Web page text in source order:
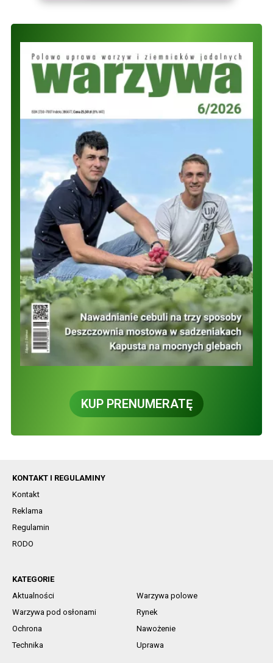
KUP PRENUMERATĘ
KONTAKT I REGULAMINY
Kontakt
Reklama
Regulamin
RODO
KATEGORIE
Aktualności
Warzywa polowe
Warzywa pod osłonami
Rynek
Ochrona
Nawożenie
Technika
Uprawa